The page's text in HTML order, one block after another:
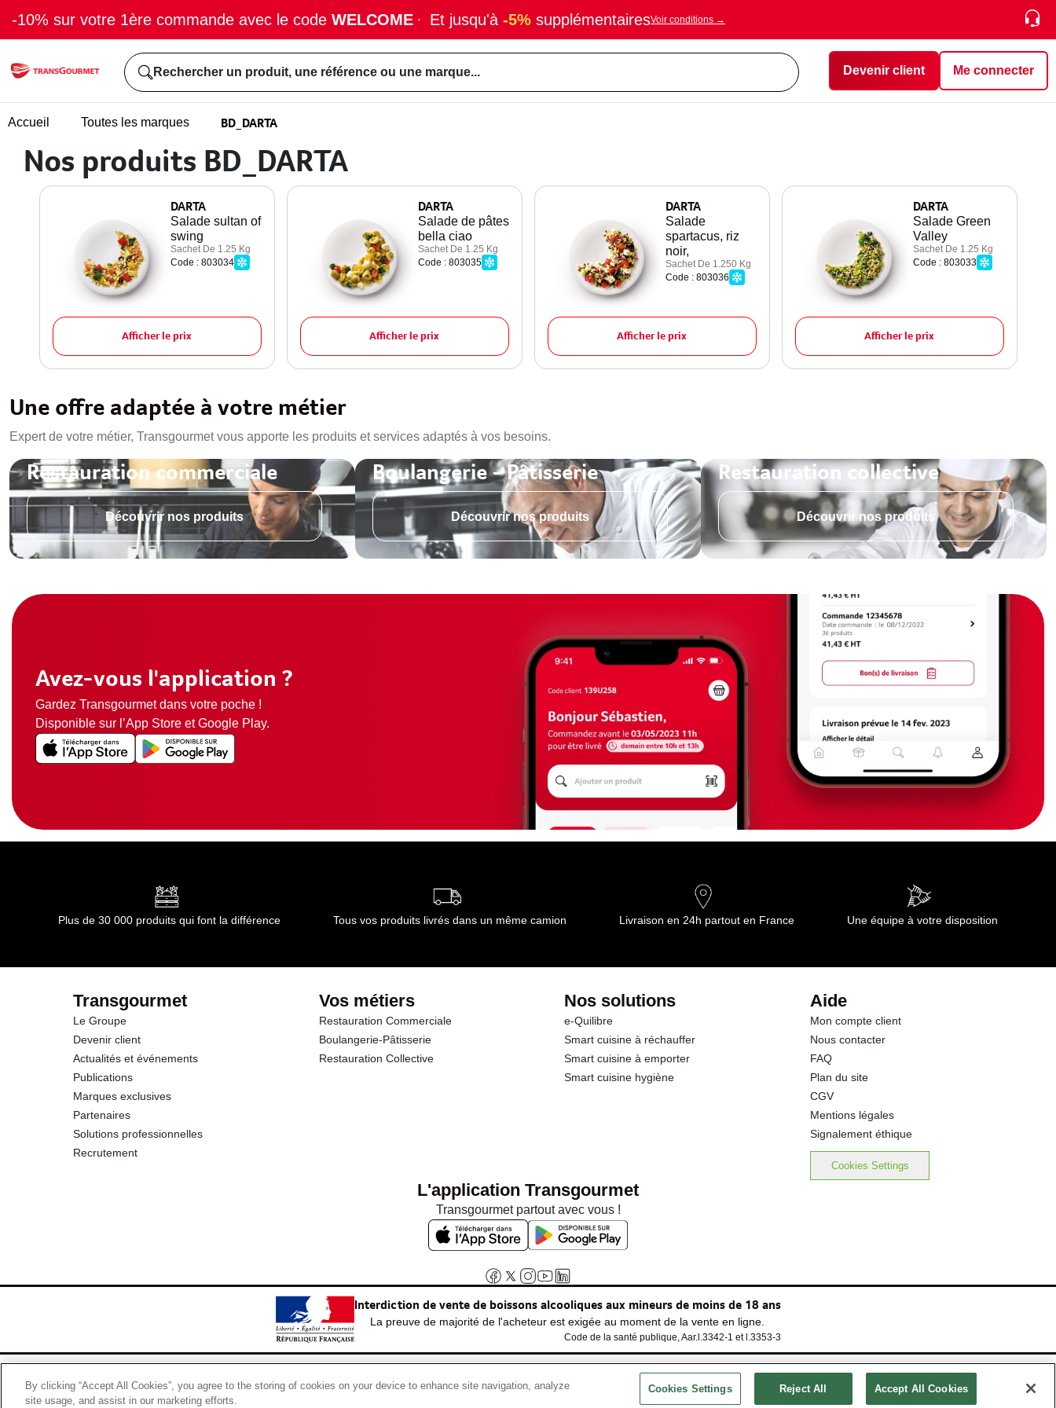
-10% sur votre 1ère commande avec le code WELCOME · Et jusqu'à -5% supplémentairesVoir conditions →
Rechercher un produit, une référence ou une marque... Devenir client Me connecter
Accueil Toutes les marques BD_DARTA
Nos produits BD_DARTA
DARTA
Salade sultan of
swing
Sachet De 1.25 Kg
Code : 803034
Afficher le prix
DARTA
Salade de pâtes
bella ciao
Sachet De 1.25 Kg
Code : 803035
Afficher le prix
DARTA
Salade
spartacus, riz
noir,
Sachet De 1.250 Kg
Code : 803036
Afficher le prix
DARTA
Salade Green
Valley
Sachet De 1.25 Kg
Code : 803033
Afficher le prix
Une offre adaptée à votre métier
Expert de votre métier, Transgourmet vous apporte les produits et services adaptés à vos besoins.
Restauration commerciale
Découvrir nos produits
Boulangerie - Pâtisserie
Découvrir nos produits
Restauration collective
Découvrir nos produits
Avez-vous l'application ?
Gardez Transgourmet dans votre poche !
Disponible sur l’App Store et Google Play.
Plus de 30 000 produits qui font la différence Tous vos produits livrés dans un même camion Livraison en 24h partout en France Une équipe à votre disposition
Transgourmet
Le Groupe
Devenir client
Actualités et événements
Publications
Marques exclusives
Partenaires
Solutions professionnelles
Recrutement
Vos métiers
Restauration Commerciale
Boulangerie-Pâtisserie
Restauration Collective
Nos solutions
e-Quilibre
Smart cuisine à réchauffer
Smart cuisine à emporter
Smart cuisine hygiène
Aide
Mon compte client
Nous contacter
FAQ
Plan du site
CGV
Mentions légales
Signalement éthique
Cookies Settings
L'application Transgourmet
Transgourmet partout avec vous !
Interdiction de vente de boissons alcooliques aux mineurs de moins de 18 ans
La preuve de majorité de l'acheteur est exigée au moment de la vente en ligne.
Code de la santé publique, Aar.l.3342-1 et l.3353-3
© Tous droits réservés
By clicking “Accept All Cookies”, you agree to the storing of cookies on your device to enhance site navigation, analyze
site usage, and assist in our marketing efforts.
Cookies Settings Reject All Accept All Cookies